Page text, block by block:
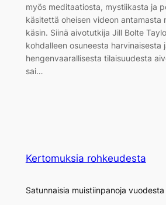
myös meditaatiosta, mystiikasta ja
käsitettä oheisen videon antamasta
käsin. Siinä aivotutkija Jill Bolte
kohdalleen osuneesta harvinaisesta
hengenvaarallisesta tilaisuudesta
sai…
Kertomuksia rohkeudesta
Satunnaisia muistiinpanoja